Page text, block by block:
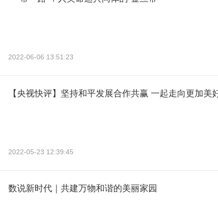
2022-06-06 13:51:23
【央视快评】坚持和平发展合作共赢 一起走向更加美
2022-05-23 12:39:45
数说新时代｜共建万物和谐的美丽家园